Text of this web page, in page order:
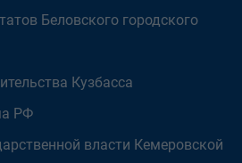
Беловского городского
Кузбасса
РФ
власти Кемеровской